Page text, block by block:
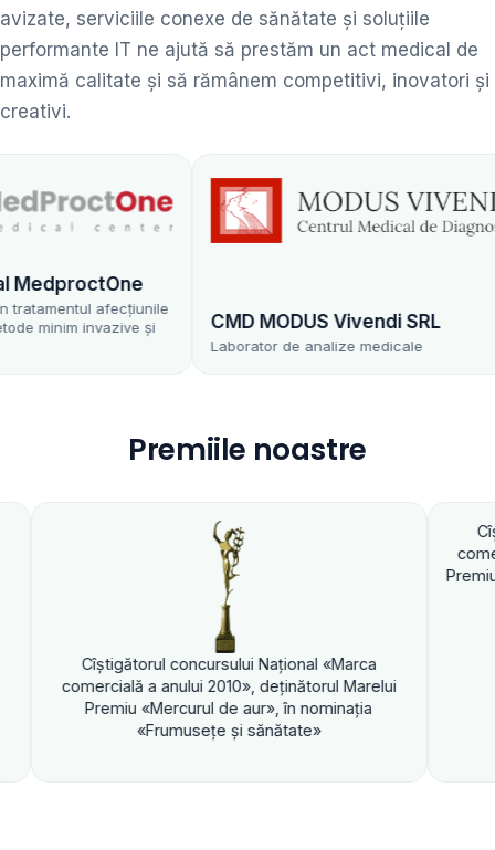
avizate, serviciile conexe de sănătate și soluțiile
performante IT ne ajută să prestăm un act medical de
maximă calitate și să rămânem competitivi, inovatori și
creativi.
afecțiunile
invazive și
CMD MODUS Vivendi SRL
Laborator de analize medicale
Premiile noastre
concursului Naţional «Marca
a anului 2010», deţinătorul Marelui
«Mercurul de aur», în nominaţia
«Frumuseţe şi sănătate»
Cîştigătorul
comercială a
Premiu «Mercurul